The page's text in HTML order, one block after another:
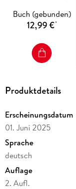
Buch (gebunden)
12,99 €*
Produktdetails
Erscheinungsdatum
01. Juni 2025
Sprache
deutsch
Auflage
2. Aufl.